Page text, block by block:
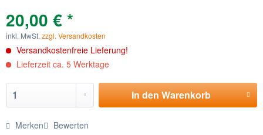
20,00 € *
inkl. MwSt. zzgl. Versandkosten
Versandkostenfreie Lieferung!
Lieferzeit ca. 5 Werktage
In denWarenkorb
Merken Bewerten